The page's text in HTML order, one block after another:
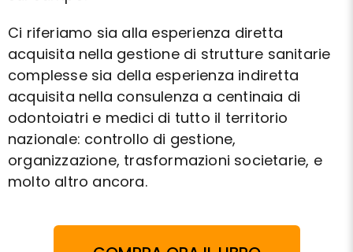
Ci riferiamo sia alla esperienza diretta
acquisita nella gestione di strutture sanitarie
complesse sia della esperienza indiretta
acquisita nella consulenza a centinaia di
odontoiatri e medici di tutto il territorio
nazionale: controllo di gestione,
organizzazione, trasformazioni societarie, e
molto altro ancora.